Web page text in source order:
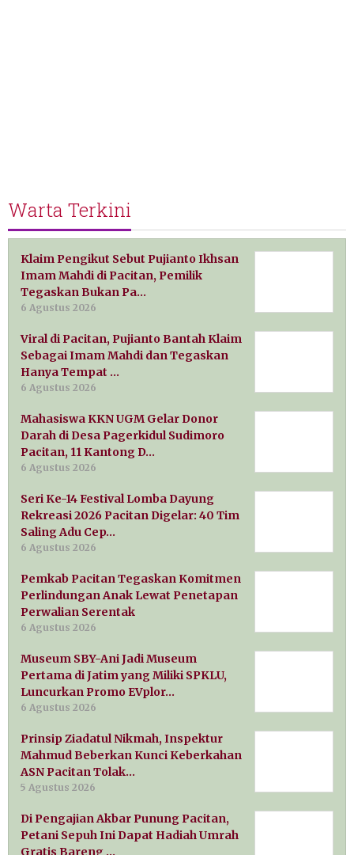
Warta Terkini
Klaim Pengikut Sebut Pujianto Ikhsan
Imam Mahdi di Pacitan, Pemilik
Tegaskan Bukan Pa…
6 Agustus 2026
Viral di Pacitan, Pujianto Bantah Klaim
Sebagai Imam Mahdi dan Tegaskan
Hanya Tempat …
6 Agustus 2026
Mahasiswa KKN UGM Gelar Donor
Darah di Desa Pagerkidul Sudimoro
Pacitan, 11 Kantong D…
6 Agustus 2026
Seri Ke-14 Festival Lomba Dayung
Rekreasi 2026 Pacitan Digelar: 40 Tim
Saling Adu Cep…
6 Agustus 2026
Pemkab Pacitan Tegaskan Komitmen
Perlindungan Anak Lewat Penetapan
Perwalian Serentak
6 Agustus 2026
Museum SBY-Ani Jadi Museum
Pertama di Jatim yang Miliki SPKLU,
Luncurkan Promo EVplor…
6 Agustus 2026
Prinsip Ziadatul Nikmah, Inspektur
Mahmud Beberkan Kunci Keberkahan
ASN Pacitan Tolak…
5 Agustus 2026
Di Pengajian Akbar Punung Pacitan,
Petani Sepuh Ini Dapat Hadiah Umrah
Gratis Bareng …